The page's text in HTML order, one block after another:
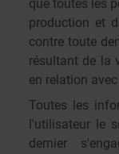
que toutes les
production et
contre toute
résultant de la
en relation
Toutes les
l'utilisateur le
dernier